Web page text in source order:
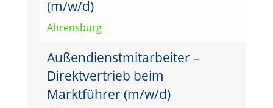
(m/w/d)
Ahrensburg
Außendienstmitarbeiter –
Direktvertrieb beim
Marktführer (m/w/d)